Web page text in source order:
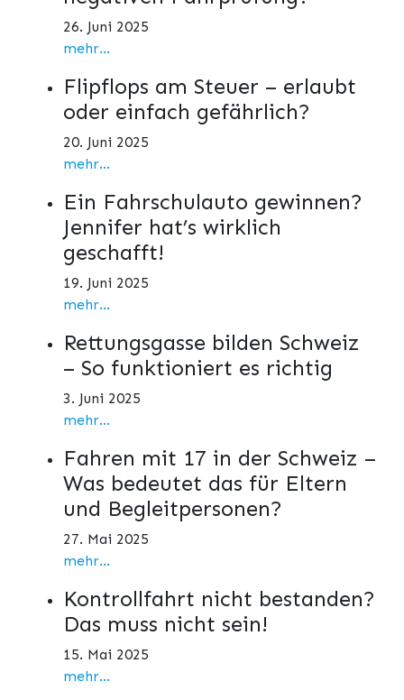
26. Juni 2025
mehr...
Flipflops am Steuer – erlaubt
oder einfach gefährlich?
20. Juni 2025
mehr...
Ein Fahrschulauto gewinnen?
Jennifer hat’s wirklich
geschafft!
19. Juni 2025
mehr...
Rettungsgasse bilden Schweiz
– So funktioniert es richtig
3. Juni 2025
mehr...
Fahren mit 17 in der Schweiz –
Was bedeutet das für Eltern
und Begleitpersonen?
27. Mai 2025
mehr...
Kontrollfahrt nicht bestanden?
Das muss nicht sein!
15. Mai 2025
mehr...